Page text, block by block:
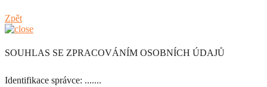
Zpět
SOUHLAS SE ZPRACOVÁNÍM OSOBNÍCH ÚDAJŮ
Identifikace správce: .......